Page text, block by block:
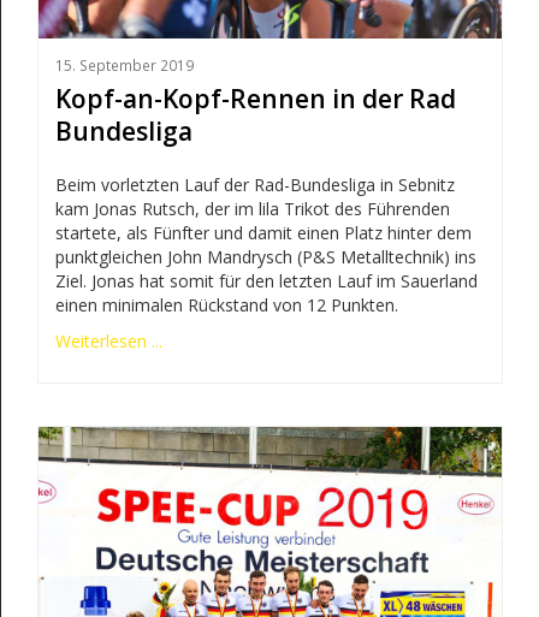
15. September 2019
Kopf-an-Kopf-Rennen in der Rad
Bundesliga
Beim vorletzten Lauf der Rad-Bundesliga in Sebnitz
kam Jonas Rutsch, der im lila Trikot des Führenden
startete, als Fünfter und damit einen Platz hinter dem
punktgleichen John Mandrysch (P&S Metalltechnik) ins
Ziel. Jonas hat somit für den letzten Lauf im Sauerland
einen minimalen Rückstand von 12 Punkten.
Weiterlesen ...